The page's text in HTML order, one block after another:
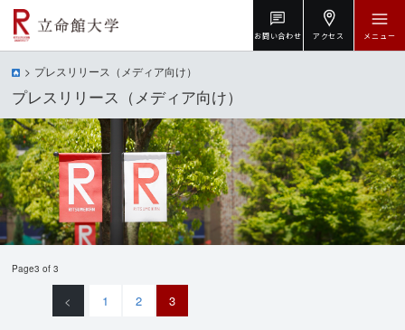
お問い合わせ アクセス メニュー
プレスリリース（メディア向け）
プレスリリース（メディア向け）
Page3 of 3
< 1 2 3